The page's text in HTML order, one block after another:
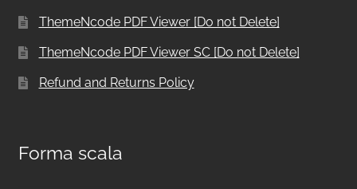
ThemeNcode PDF Viewer [Do not Delete]
ThemeNcode PDF Viewer SC [Do not Delete]
Refund and Returns Policy
Forma scala